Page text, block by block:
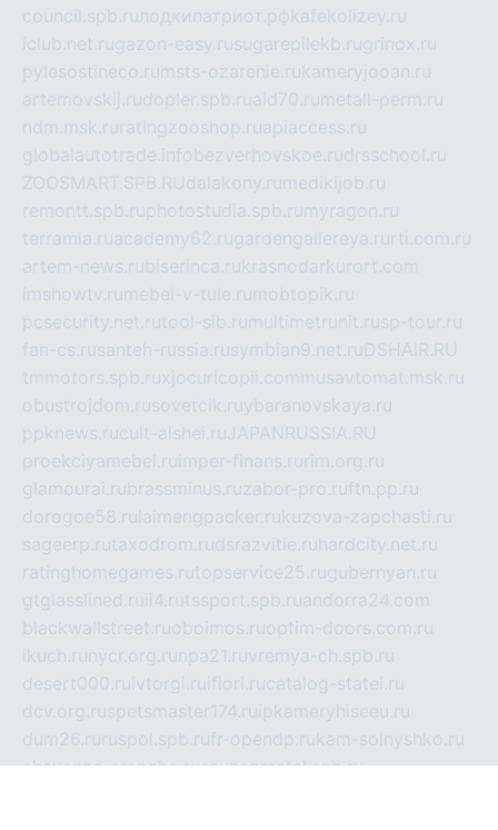
council.spb.ruлодкипатриот.рфkafekolizey.ru
iclub.net.rugazon-easy.rusugarepilekb.rugrinox.ru
pylesostineco.ru msts-ozarenie.rukameryjooan.ru
artemovskij.rudopler.spb.ruaid70.ru metall-perm.ru
ndm.msk.ru ratingzooshop.ruapiaccess.ru
globalautotrade.info bezverhovskoe.rudrsschool.ru
ZOOSMART.SPB.RUdalakony.ru medikijob.ru
remontt.spb.ruphotostudia.spb.ru myragon.ru
terramia.ruacademy62.rugardengallereya.ru rti.com.ru
artem-news.rubiserinca.rukrasnodarkurort.com
imshowtv.ru mebel-v-tule.ru mobtopik.ru
pcsecurity.net.rutool-sib.ru multimetrunit.rusp-tour.ru
fan-cs.rusanteh-russia.rusymbian9.net.ruDSHAIR.RU
tmmotors.spb.ruxjocuricopii.com musavtomat.msk.ru
obustrojdom.rusovetcik.ruybaranovskaya.ru
ppknews.rucult-alshei.ruJAPANRUSSIA.RU
proekciyamebel.ru imper-finans.ru rim.org.ru
glamourai.rubrassminus.ruzabor-pro.ruftn.pp.ru
dorogoe58.ru laimengpacker.rukuzova-zapchasti.ru
sageerp.rutaxodrom.rudsrazvitie.ru hardcity.net.ru
ratinghomegames.rutopservice25.rugubernyan.ru
gtglasslined.ru ii4.rutssport.spb.ruandorra24.com
blackwallstreet.ruoboimos.ruoptim-doors.com.ru
ikuch.ru nycr.org.ru npa21.ruvremya-ch.spb.ru
desert000.ru ivtorgi.ru ifiori.rucatalog-statei.ru
dcv.org.ruspetsmaster174.ru ipkameryhiseeu.ru
dum26.ru ruspol.spb.rufr-opendp.rukam-solnyshko.ru
cheyenne-arapaho.rusevzapmetal.spb.ru